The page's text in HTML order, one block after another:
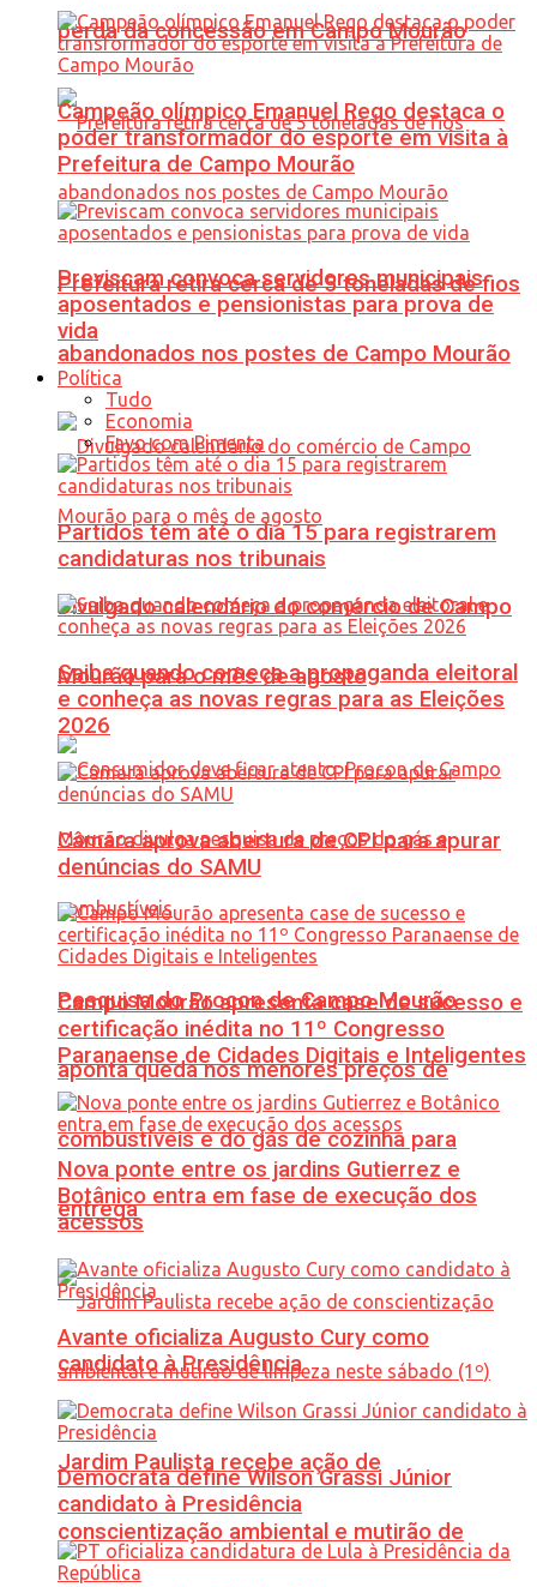
perda da concessão em Campo Mourão
Prefeitura retira cerca de 5 toneladas de fios
abandonados nos postes de Campo Mourão
Divulgado calendário do comércio de Campo
Mourão para o mês de agosto
Pesquisa do Procon de Campo Mourão
aponta queda nos menores preços de
combustíveis e do gás de cozinha para
entrega
Jardim Paulista recebe ação de
conscientização ambiental e mutirão de
Campeão olímpico Emanuel Rego destaca o
poder transformador do esporte em visita à
Prefeitura de Campo Mourão
Previscam convoca servidores municipais
aposentados e pensionistas para prova de
vida
Política
Tudo
Economia
Favo com Pimenta
Partidos têm até o dia 15 para registrarem
candidaturas nos tribunais
Saiba quando começa a propaganda eleitoral
e conheça as novas regras para as Eleições
2026
Câmara aprova abertura de CPI para apurar
denúncias do SAMU
Campo Mourão apresenta case de sucesso e
certificação inédita no 11º Congresso
Paranaense de Cidades Digitais e Inteligentes
Nova ponte entre os jardins Gutierrez e
Botânico entra em fase de execução dos
acessos
Avante oficializa Augusto Cury como
candidato à Presidência
Democrata define Wilson Grassi Júnior
candidato à Presidência